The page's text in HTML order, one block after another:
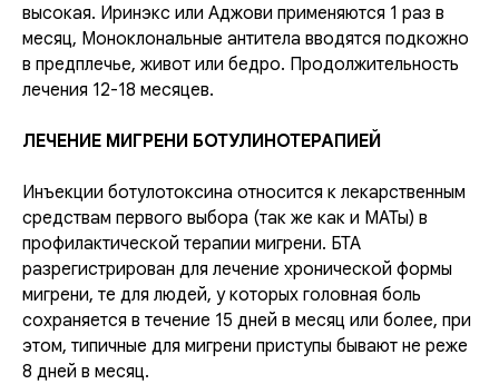
высокая. Иринэкс или Аджови применяются 1 раз в
месяц, Моноклональные антитела вводятся подкожно
в предплечье, живот или бедро. Продолжительность
лечения 12-18 месяцев.
ЛЕЧЕНИЕ МИГРЕНИ БОТУЛИНОТЕРАПИЕЙ
Инъекции ботулотоксина относится к лекарственным
средствам первого выбора (так же как и МАТы) в
профилактической терапии мигрени. БТА
разрегистрирован для лечение хронической формы
мигрени, те для людей, у которых головная боль
сохраняется в течение 15 дней в месяц или более, при
этом, типичные для мигрени приступы бывают не реже
8 дней в месяц.